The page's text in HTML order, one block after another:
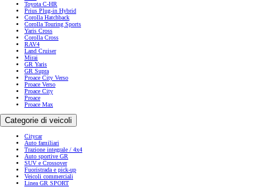
Toyota C-HR
Prius Plug-in Hybrid
Corolla Hatchback
Corolla Touring Sports
Yaris Cross
Corolla Cross
RAV4
Land Cruiser
Mirai
GR Yaris
GR Supra
Proace City Verso
Proace Verso
Proace City
Proace
Proace Max
Categorie di veicoli
Citycar
Auto familiari
Trazione integrale / 4x4
Auto sportive GR
SUV e Crossover
Fuoristrada e pick-up
Veicoli commerciali
Linea GR SPORT